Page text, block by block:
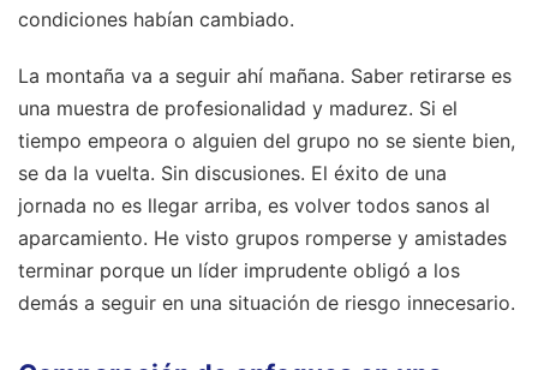
condiciones habían cambiado.
La montaña va a seguir ahí mañana. Saber retirarse es
una muestra de profesionalidad y madurez. Si el
tiempo empeora o alguien del grupo no se siente bien,
se da la vuelta. Sin discusiones. El éxito de una
jornada no es llegar arriba, es volver todos sanos al
aparcamiento. He visto grupos romperse y amistades
terminar porque un líder imprudente obligó a los
demás a seguir en una situación de riesgo innecesario.